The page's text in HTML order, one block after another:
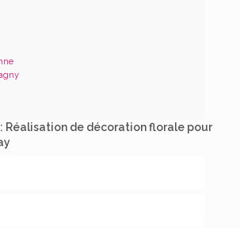
Réalisation de décoration florale pour